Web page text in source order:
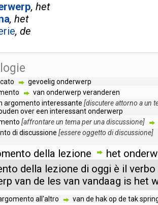
het
het
de
gevoelig onderwerp
van onderwerp veranderen
argomento interessante [discutereattorno aun
overeen interessantonderwerp
[affrontareun temaperunadiscussione]
di discussione [essereoggetto didiscussione]
della lezione het
della lezione di oggi è il verbo
van de les van vandaag is het
all'altro van de hakop de tak